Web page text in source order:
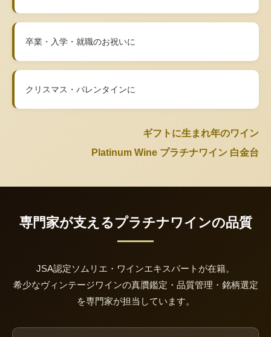
卒業・入学・就職のお祝いに
クリスマス・バレンタインに
ギフトに生まれ年のワイン
Platinum Wine プラチナワイン 白金台
専門家が支えるプラチナワインの品質
JSA認定ソムリエ・ワインエキスパートが在籍。
希少なヴィンテージワインの真贋鑑定・品質管理・銘柄選定
を専門家が担当しています。